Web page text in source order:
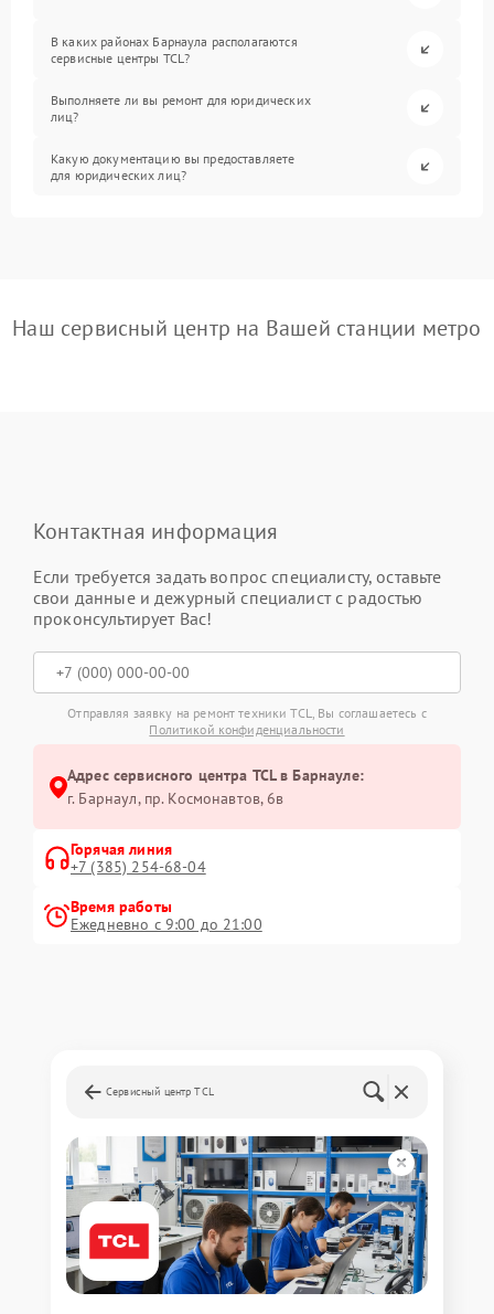
В каких районах Барнаула располагаются
сервисные центры TCL?
Выполняете ли вы ремонт для юридических
лиц?
Какую документацию вы предоставляете
для юридических лиц?
Наш сервисный центр на Вашей станции метро
Контактная информация
Если требуется задать вопрос специалисту, оставьте
свои данные и дежурный специалист с радостью
проконсультирует Вас!
Отправляя заявку на ремонт техники TCL, Вы соглашаетесь с
Политикой конфиденциальности
Адрес сервисного центра TCL в Барнауле:
г. Барнаул, ​пр. Космонавтов, 6в
Горячая линия
+7 (385) 254-68-04
Время работы
Ежедневно с 9:00 до 21:00
Сервисный центр TCL